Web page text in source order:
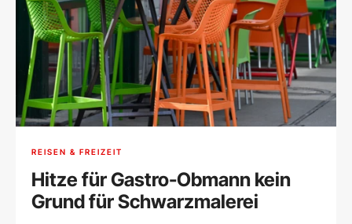
REISEN & FREIZEIT
Hitze für Gastro-Obmann kein
Grund für Schwarzmalerei